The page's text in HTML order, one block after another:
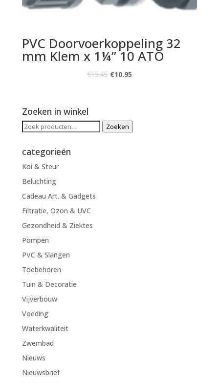
PVC Doorvoerkoppeling 32
mm Klem x 1¼” 10 ATO
€15.45 €10.95
Zoeken in winkel
Zoeken
Zoeken
categorieën
Koi & Steur
Beluchting
Cadeau Art. & Gadgets
Filtratie, Ozon & UVC
Gezondheid & Ziektes
Pompen
PVC & Slangen
Toebehoren
Tuin & Decoratie
Vijverbouw
Voeding
Waterkwaliteit
Zwembad
Nieuws
Nieuwsbrief